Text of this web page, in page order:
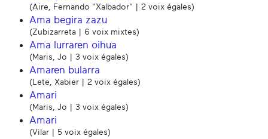
(Aire, Fernando "Xalbador" | 2 voix égales)
Ama begira zazu
(Zubizarreta | 6 voix mixtes)
Ama lurraren oihua
(Maris, Jo | 3 voix égales)
Amaren bularra
(Lete, Xabier | 2 voix égales)
Amari
(Maris, Jo | 3 voix égales)
Amari
(Vilar | 5 voix égales)